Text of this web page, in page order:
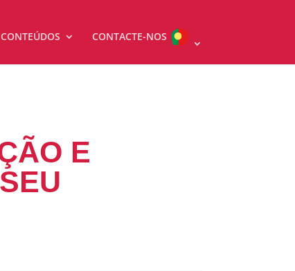
CONTEÚDOS CONTACTE-NOS
E